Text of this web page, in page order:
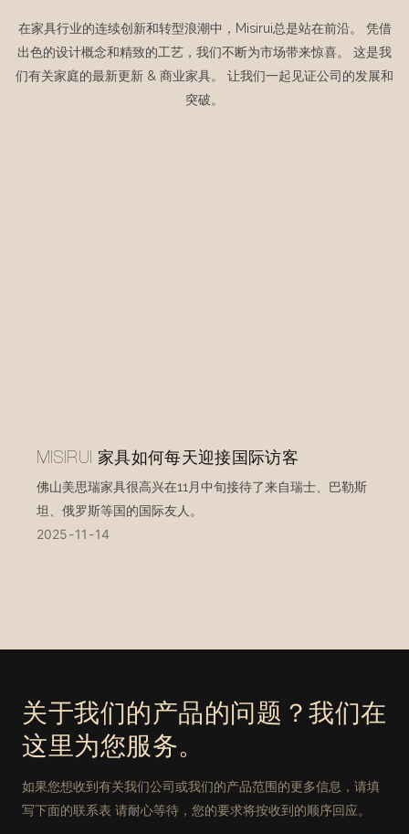
在家具行业的连续创新和转型浪潮中，Misirui总是站在前沿。 凭借
出色的设计概念和精致的工艺，我们不断为市场带来惊喜。 这是我
们有关家庭的最新更新 & 商业家具。 让我们一起见证公司的发展和
突破。
MISIRUI 家具如何每天迎接国际访客
佛山美思瑞家具很高兴在11月中旬接待了来自瑞士、巴勒斯
坦、俄罗斯等国的国际友人。
2025 11 14
关于我们的产品的问题？我们在
这里为您服务。
如果您想收到有关我们公司或我们的产品范围的更多信息，请填
写下面的联系表 请耐心等待，您的要求将按收到的顺序回应。